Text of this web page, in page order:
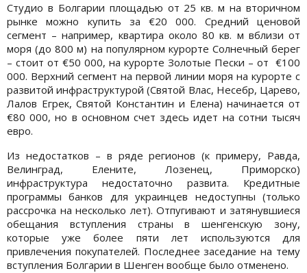
Студио в Болгарии площадью от 25 кв. м на вторичном
рынке можно купить за €20 000. Средний ценовой
сегмент – например, квартира около 80 кв. м вблизи от
моря (до 800 м) на популярном курорте Солнечный берег
– стоит от €50 000, на курорте Золотые Пески – от €100
000. Верхний сегмент на первой линии моря на курорте с
развитой инфраструктурой (Святой Влас, Несебр, Царево,
Лалов Егрек, Святой Константин и Елена) начинается от
€80 000, но в основном счет здесь идет на сотни тысяч
евро.
Из недостатков – в ряде регионов (к примеру, Равда,
Велинград, Елените, Лозенец, Приморско)
инфраструктура недостаточно развита. Кредитные
программы банков для украинцев недоступны (только
рассрочка на несколько лет). Отпугивают и затянувшиеся
обещания вступления страны в шенгенскую зону,
которые уже более пяти лет используются для
привлечения покупателей. Последнее заседание на тему
вступления Болгарии в Шенген вообще было отменено.